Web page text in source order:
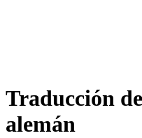
Traducción
alemán